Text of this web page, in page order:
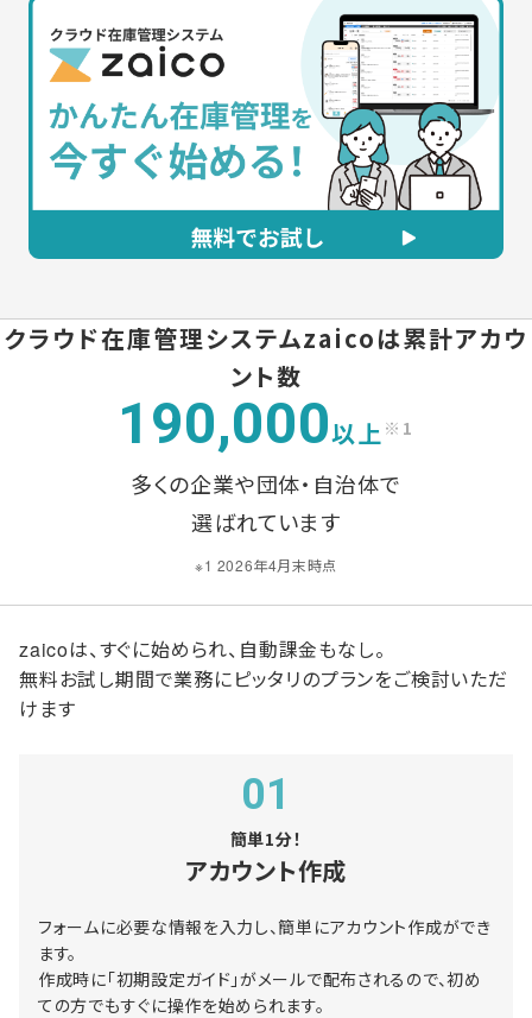
クラウド在庫管理システムzaicoは累計アカウ
ント数
190,000以上 ※1
多くの企業や団体・自治体で
選ばれています
※1 2026年4月末時点
zaicoは、すぐに始められ、自動課金もなし。
無料お試し期間で業務にピッタリのプランをご検討いただ
けます
01
簡単1分！
アカウント作成
フォームに必要な情報を入力し、簡単にアカウント作成ができ
ます。
作成時に「初期設定ガイド」がメールで配布されるので、初め
ての方でもすぐに操作を始められます。